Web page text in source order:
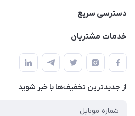
09398557137
سمت چپ (فروشگاه صوتی عباسی) -
هماهنگی"
دسترسی سریع
لیست محصولات
حساب کاربری
تماس با ما
خدمات مشتریان
راهنما
پرسش های شما
شرایط و ضوابط گارانتی
روش های بازگرداندن کالا
از جدید‌ترین تخفیف‌ها با‌ خبر شوید